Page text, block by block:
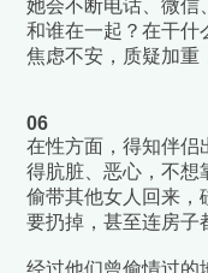
她会不断电话、微信
和谁在一起？在干什
焦虑不安，质疑加重
06
在性方面，得知伴侣
得肮脏、恶心，不想
偷带其他女人回来，
要扔掉，甚至连房子
经过他们曾偷情过的